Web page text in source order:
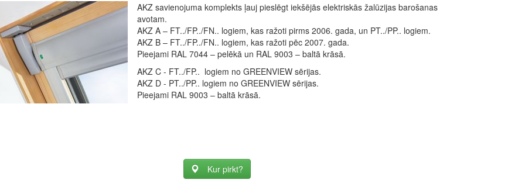
AKZ savienojuma komplekts ļauj pieslēgt iekšējās elektriskās žalūzijas barošanas
avotam.
AKZ A – FT../FP../FN.. logiem, kas ražoti pirms 2006. gada, un PT../PP.. logiem.
AKZ B – FT../FP../FN.. logiem, kas ražoti pēc 2007. gada.
Pieejami RAL 7044 – pelēkā un RAL 9003 – baltā krāsā.
AKZ C - FT../FP.. logiem no GREENVIEW sērijas.
AKZ D - PT../PP.. logiem no GREENVIEW sērijas.
Pieejami RAL 9003 – baltā krāsā.
Kur pirkt?